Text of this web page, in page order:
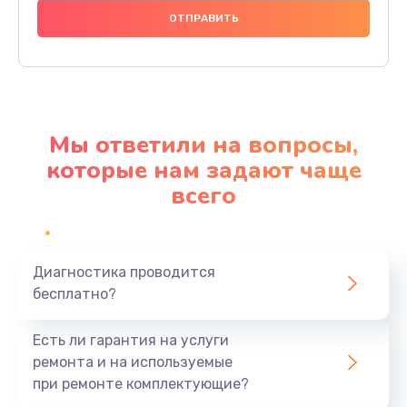
500 руб.
Заказать
Ремонт Wi-Fi
Заказать
Мы ответили на вопросы,
которые нам задают чаще
всего
Диагностика проводится
бесплатно?
Есть ли гарантия на услуги
ремонта и на используемые
при ремонте комплектующие?